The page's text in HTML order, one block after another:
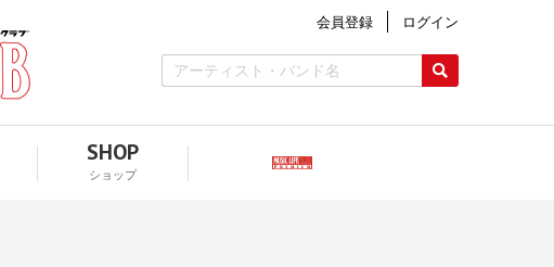
会員登録 ログイン
SHOP
ショップ